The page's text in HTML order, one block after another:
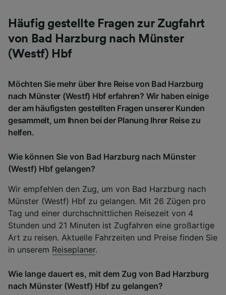
Häufig gestellte Fragen zur Zugfahrt
von Bad Harzburg nach Münster
(Westf) Hbf
Möchten Sie mehr über Ihre Reise von Bad Harzburg
nach Münster (Westf) Hbf erfahren? Wir haben einige
der am häufigsten gestellten Fragen unserer Kunden
gesammelt, um Ihnen bei der Planung Ihrer Reise zu
helfen.
Wie können Sie von Bad Harzburg nach Münster
(Westf) Hbf gelangen?
Wir empfehlen den Zug, um von Bad Harzburg nach
Münster (Westf) Hbf zu gelangen. Mit 26 Zügen pro
Tag und einer durchschnittlichen Reisezeit von 4
Stunden und 21 Minuten ist Zugfahren eine großartige
Art zu reisen. Aktuelle Fahrzeiten und Preise finden Sie
in unserem Reiseplaner.
Wie lange dauert es, mit dem Zug von Bad Harzburg
nach Münster (Westf) Hbf zu gelangen?